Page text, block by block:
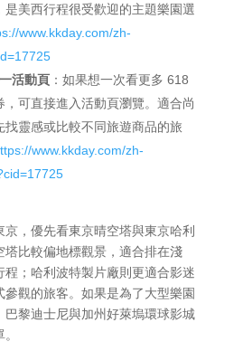
是美西行程很受歡迎的主題樂園選
www.kkday.com/zh-
活動頁：如果想一次看更多 618
可直接進入活動頁瀏覽。適合尚
找靈感或比較不同旅遊商品的旅
www.kkday.com/zh-
，優先看東京晴空塔與東京哈利
塔比較偏地標觀景，適合排在淺
；哈利波特製片廠則更適合影迷
觀的旅客。如果是為了大型樂園
巴黎迪士尼與加州好萊塢環球影城